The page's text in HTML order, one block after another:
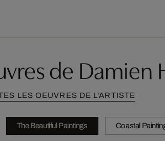
de Damien
LES OEUVRES DE L'ARTISTE
The Beautiful Paintings Coastal